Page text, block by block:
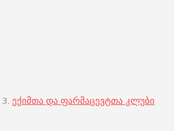
3. ექიმთა და ფარმაცევტთა კლუბი